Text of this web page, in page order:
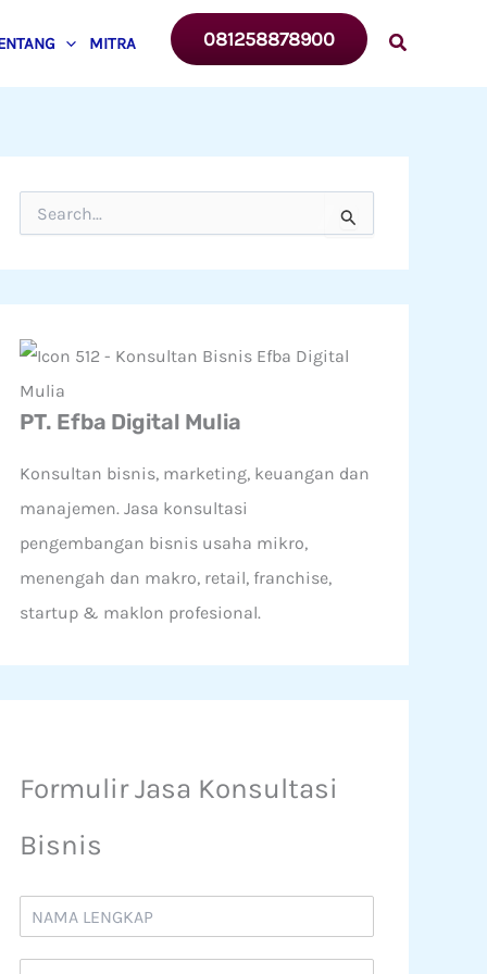
MITRA 081258878900
i
n
u
:
PT. Efba Digital Mulia
Konsultan bisnis, marketing, keuangan dan
manajemen. Jasa konsultasi
pengembangan bisnis usaha mikro,
menengah dan makro, retail, franchise,
startup & maklon profesional.
Formulir Jasa Konsultasi
Bisnis